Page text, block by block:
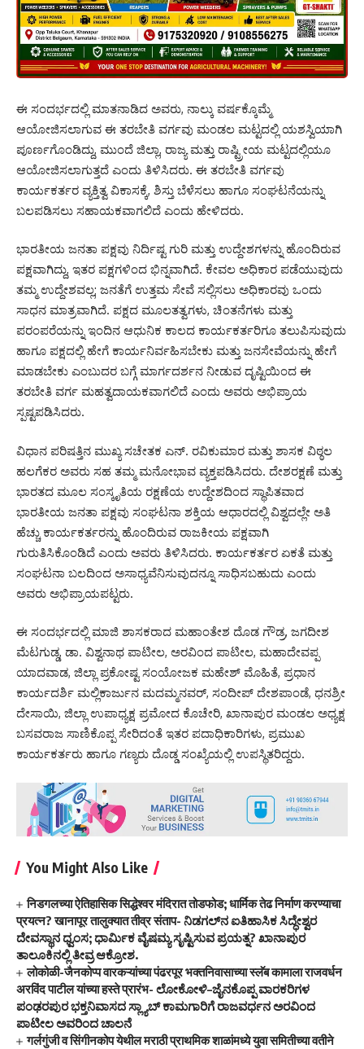
ಈ ಸಂದರ್ಭದಲ್ಲಿ ಮಾತನಾಡಿದ ಅವರು, ನಾಲ್ಕು ವರ್ಷಕ್ಕೊಮ್ಮೆ
ಆಯೋಜಿಸಲಾಗುವ ಈ ತರಬೇತಿ ವರ್ಗವು ಮಂಡಲ ಮಟ್ಟದಲ್ಲಿ ಯಶಸ್ವಿಯಾಗಿ
ಪೂರ್ಣಗೊಂಡಿದ್ದು, ಮುಂದೆ ಜಿಲ್ಲಾ, ರಾಜ್ಯ ಮತ್ತು ರಾಷ್ಟ್ರೀಯ ಮಟ್ಟದಲ್ಲಿಯೂ
ಆಯೋಜಿಸಲಾಗುತ್ತದೆ ಎಂದು ತಿಳಿಸಿದರು. ಈ ತರಬೇತಿ ವರ್ಗವು
ಕಾರ್ಯಕರ್ತರ ವ್ಯಕ್ತಿತ್ವ ವಿಕಾಸಕ್ಕೆ, ಶಿಸ್ತು ಬೆಳೆಸಲು ಹಾಗೂ ಸಂಘಟನೆಯನ್ನು
ಬಲಪಡಿಸಲು ಸಹಾಯಕವಾಗಲಿದೆ ಎಂದು ಹೇಳಿದರು.
ಭಾರತೀಯ ಜನತಾ ಪಕ್ಷವು ನಿರ್ದಿಷ್ಟ ಗುರಿ ಮತ್ತು ಉದ್ದೇಶಗಳನ್ನು ಹೊಂದಿರುವ
ಪಕ್ಷವಾಗಿದ್ದು, ಇತರ ಪಕ್ಷಗಳಿಂದ ಭಿನ್ನವಾಗಿದೆ. ಕೇವಲ ಅಧಿಕಾರ ಪಡೆಯುವುದು
ತಮ್ಮ ಉದ್ದೇಶವಲ್ಲ; ಜನತೆಗೆ ಉತ್ತಮ ಸೇವೆ ಸಲ್ಲಿಸಲು ಅಧಿಕಾರವು ಒಂದು
ಸಾಧನ ಮಾತ್ರವಾಗಿದೆ. ಪಕ್ಷದ ಮೂಲತತ್ವಗಳು, ಚಿಂತನೆಗಳು ಮತ್ತು
ಪರಂಪರೆಯನ್ನು ಇಂದಿನ ಆಧುನಿಕ ಕಾಲದ ಕಾರ್ಯಕರ್ತರಿಗೂ ತಲುಪಿಸುವುದು
ಹಾಗೂ ಪಕ್ಷದಲ್ಲಿ ಹೇಗೆ ಕಾರ್ಯನಿರ್ವಹಿಸಬೇಕು ಮತ್ತು ಜನಸೇವೆಯನ್ನು ಹೇಗೆ
ಮಾಡಬೇಕು ಎಂಬುದರ ಬಗ್ಗೆ ಮಾರ್ಗದರ್ಶನ ನೀಡುವ ದೃಷ್ಟಿಯಿಂದ ಈ
ತರಬೇತಿ ವರ್ಗ ಮಹತ್ವದಾಯಕವಾಗಲಿದೆ ಎಂದು ಅವರು ಅಭಿಪ್ರಾಯ
ಸ್ಪಷ್ಟಪಡಿಸಿದರು.
ವಿಧಾನ ಪರಿಷತ್ತಿನ ಮುಖ್ಯ ಸಚೇತಕ ಎನ್. ರವಿಕುಮಾರ ಮತ್ತು ಶಾಸಕ ವಿಠ್ಠಲ
ಹಲಗೆಕರ ಅವರು ಸಹ ತಮ್ಮ ಮನೋಭಾವ ವ್ಯಕ್ತಪಡಿಸಿದರು. ದೇಶರಕ್ಷಣೆ ಮತ್ತು
ಭಾರತದ ಮೂಲ ಸಂಸ್ಕೃತಿಯ ರಕ್ಷಣೆಯ ಉದ್ದೇಶದಿಂದ ಸ್ಥಾಪಿತವಾದ
ಭಾರತೀಯ ಜನತಾ ಪಕ್ಷವು ಸಂಘಟನಾ ಶಕ್ತಿಯ ಆಧಾರದಲ್ಲಿ ವಿಶ್ವದಲ್ಲೇ ಅತಿ
ಹೆಚ್ಚು ಕಾರ್ಯಕರ್ತರನ್ನು ಹೊಂದಿರುವ ರಾಜಕೀಯ ಪಕ್ಷವಾಗಿ
ಗುರುತಿಸಿಕೊಂಡಿದೆ ಎಂದು ಅವರು ತಿಳಿಸಿದರು. ಕಾರ್ಯಕರ್ತರ ಏಕತೆ ಮತ್ತು
ಸಂಘಟನಾ ಬಲದಿಂದ ಅಸಾಧ್ಯವೆನಿಸುವುದನ್ನೂ ಸಾಧಿಸಬಹುದು ಎಂದು
ಅವರು ಅಭಿಪ್ರಾಯಪಟ್ಟರು.
ಈ ಸಂದರ್ಭದಲ್ಲಿ ಮಾಜಿ ಶಾಸಕರಾದ ಮಹಾಂತೇಶ ದೊಡ ಗೌಡ್ರ, ಜಗದೀಶ
ಮೆಟಗುಡ್ಡ, ಡಾ. ವಿಶ್ವನಾಥ ಪಾಟೀಲ, ಅರವಿಂದ ಪಾಟೀಲ, ಮಹಾದೇವಪ್ಪ
ಯಾದವಾಡ, ಜಿಲ್ಲಾ ಪ್ರಕೋಷ್ಟ ಸಂಯೋಜಕ ಮಹೇಶ್ ಮೊಹಿತೆ, ಪ್ರಧಾನ
ಕಾರ್ಯದರ್ಶಿ ಮಲ್ಲಿಕಾರ್ಜುನ ಮದಮ್ಮನವರ್, ಸಂದೀಪ್ ದೇಶಪಾಂಡೆ, ಧನಶ್ರೀ
ದೇಸಾಯಿ, ಜಿಲ್ಲಾ ಉಪಾಧ್ಯಕ್ಷ ಪ್ರಮೋದ ಕೊಚೇರಿ, ಖಾನಾಪುರ ಮಂಡಲ ಅಧ್ಯಕ್ಷ
ಬಸವರಾಜ ಸಾಣಿಕೊಪ್ಪ ಸೇರಿದಂತೆ ಇತರ ಪದಾಧಿಕಾರಿಗಳು, ಪ್ರಮುಖ
ಕಾರ್ಯಕರ್ತರು ಹಾಗೂ ಗಣ್ಯರು ದೊಡ್ಡ ಸಂಖ್ಯೆಯಲ್ಲಿ ಉಪಸ್ಥಿತರಿದ್ದರು.
You Might Also Like
निडगलच्या ऐतिहासिक सिद्धेश्वर मंदिरात तोडफोड; धार्मिक तेढ निर्माण करण्याचा
प्रयत्न? खानापूर तालुक्यात तीव्र संताप- ನಿಡಗಲ್‌ನ ಐತಿಹಾಸಿಕ ಸಿದ್ಧೇಶ್ವರ
ದೇವಸ್ಥಾನ ಧ್ವಂಸ; ಧಾರ್ಮಿಕ ವೈಷಮ್ಯ ಸೃಷ್ಟಿಸುವ ಪ್ರಯತ್ನ? ಖಾನಾಪುರ
ತಾಲೂಕಿನಲ್ಲಿ ತೀವ್ರ ಆಕ್ರೋಶ.
लोकोळी-जैनकोप्प वारकऱ्यांच्या पंढरपूर भक्तनिवासाच्या स्लॅब कामाला राजवर्धन
अरविंद पाटील यांच्या हस्ते प्रारंभ- ಲೋಕೋಳಿ–ಜೈನಕೊಪ್ಪ ವಾರಕರಿಗಳ
ಪಂಢರಪುರ ಭಕ್ತನಿವಾಸದ ಸ್ಲ್ಯಾಬ್ ಕಾಮಗಾರಿಗೆ ರಾಜವರ್ಧನ ಅರವಿಂದ
ಪಾಟೀಲ ಅವರಿಂದ ಚಾಲನೆ
गर्लगुंजी व सिंगीनकोप येथील मराठी प्राथमिक शाळांमध्ये युवा समितीच्या वतीने